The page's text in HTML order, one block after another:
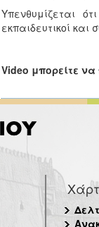
Υπενθυμίζεται
εκπαιδευτικοί
Video μπορείτε